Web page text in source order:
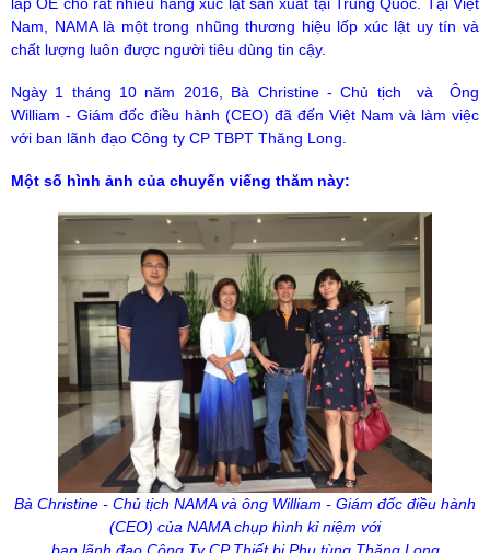
Nam, NAMA là một trong nhũng thương hiệu lốp xúc lật uy tín và
chất lượng luôn được người tiêu dùng tin cậy.
Ngày 1 tháng 10 năm 2016, Bà Christine - Chủ tịch và Ông
William - Giám đốc điều hành (CEO) đã đến Việt Nam và làm việc
với ban lãnh đạo Công ty CP TBPT Thăng Long.
Một số hình ảnh của chuyến viếng thăm này:
Bà Christine - Chủ tịch NAMA và ông William - Giám đốc điều hành
(CEO) của NAMA chụp hình kỉ niệm với